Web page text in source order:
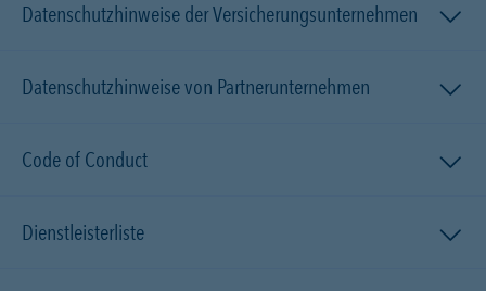
Datenschutzhinweise der Versicherungsunternehmen
Datenschutzhinweise von Partnerunternehmen
Code of Conduct
Dienstleisterliste